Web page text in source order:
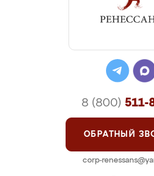
8 (800) 511-
ОБРАТНЫЙ
corp-